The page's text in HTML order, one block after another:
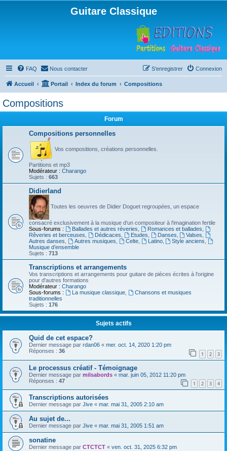
Guitare Classique
FAQ Nous contacter Connexion
S’enregistrer
Accueil Portail Index du forum Compositions
Compositions
Forum
Compositions personnelles
Vos compositions, créations personnelles.
Partitions et mp3
Modérateur : Charango
Sujets : 663
Didierland
Toutes les oeuvres de Didier Doguet regroupées, un espace
consacré exclusivement à la musique d'un compositeur à l'imagination fertile
Sous-forums :
Ballades et autres réveries Romances et ballades
Rêveries et berceuses
Dédicaces Etudes Danses Valses
Autres danses
Autres musiques Celte, Latino, Style anciens
Musique d’ensemble
Sujets : 713
Transcriptions et arrangements
Vos transcriptions et arrangements pour guitare de pièces écrites à l'origine
pour d'autres formations
Modérateur : Charango
Sous-forums :
La musique classique,
Chansons et musiques
traditionnelles
Sujets : 176
Sujets actifs
Quid de cet espace?
Dernier message par rdan06 « mer. oct. 14, 2020 1:20 pm
Réponses : 36 1 2 3
Le processus créatif - Témoignage
Dernier message par milsabords « mar. juin 05, 2012 11:20 pm
Réponses : 47 1 2 3 4
Transcriptions autorisées
Dernier message par Jive « mar. mai 31, 2005 2:10 am
Au sujet de...
Dernier message par Jive « mar. mai 31, 2005 1:51 am
sonatine
Dernier message par CTCTCT « ven. oct. 31, 2025 6:32 pm